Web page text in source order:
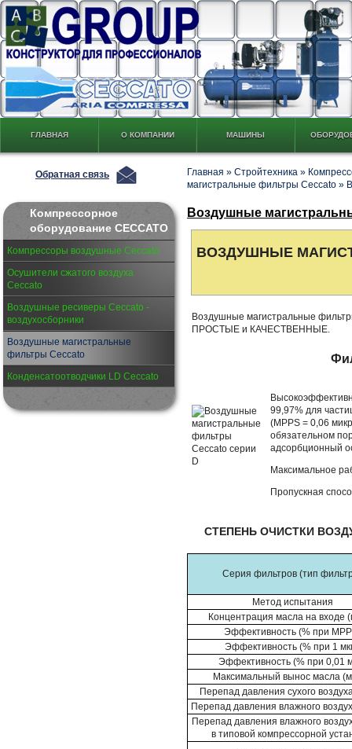
ГЛАВНАЯ О КОМПАНИИ МАШИНЫ
Обратная связь
Компрессорное
оборудование CECCATO
Компрессоры воздушные Ceccato
Осушители сжатого воздуха
Ceccato
Воздушные ресиверы Ceccato -
воздухосборники
Воздушные магистральные
фильтры Ceccato
Конденсатоотводчики LD Ceccato
Главная » Стройтехника »
магистральные фильтры Ceccato »
Воздушные
ВОЗДУШНЫЕ
Воздушные магистральные
ПРОСТЫЕ и КАЧЕСТВЕННЫЕ.
99,97% для
(MPPS = 0,06
обязательном
адсорбционный
Максимальное
Пропускная
СТЕПЕНЬ ОЧИСТКИ
Серия фильтров (тип
Метод испытания
Концентрация масла на входе
Эффективность (% при
Эффективность (% при 1
Эффективность (% при 0,01
Максимальный вынос масла
Перепад давления сухого
Перепад давления влажного
Перепад давления влажного
в типовой компрессорной